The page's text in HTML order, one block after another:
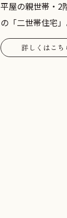
平屋の親世帯・2
の「二世帯住宅」
詳しくはこち